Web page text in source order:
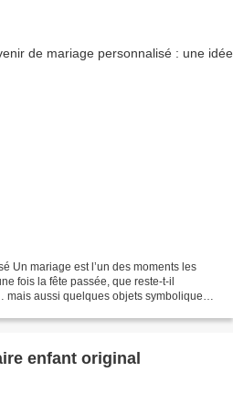
Un mariage est l’un des moments les
fois la fête passée, que reste-t-il
aussi quelques objets symboliques.
enfant original